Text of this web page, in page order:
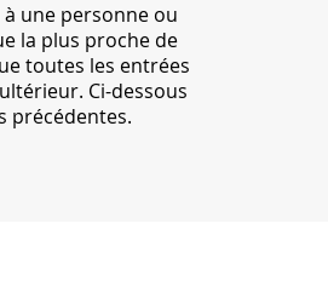
une personne ou
la plus proche de
toutes les entrées
Ci-dessous
précédentes.